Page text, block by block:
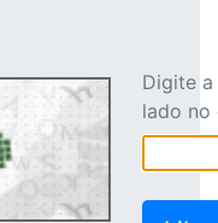
Digite
lado no